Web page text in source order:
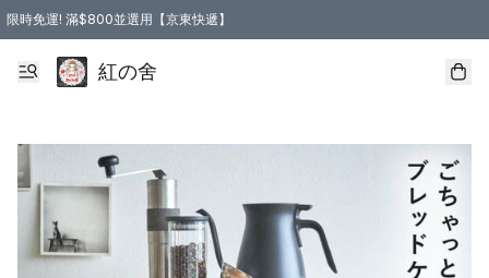
限時免運! 滿$800並選用【京東快遞】
紅の舍